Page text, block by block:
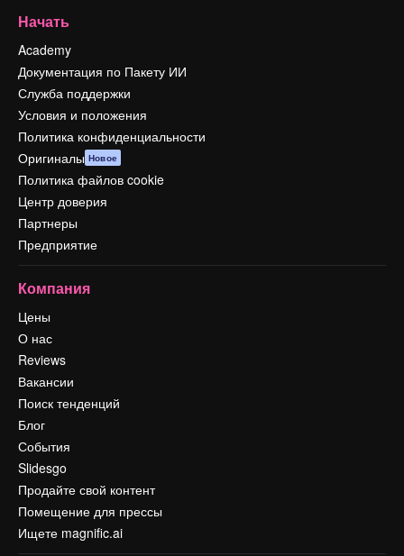
Начать
Academy
Документация по Пакету ИИ
Служба поддержки
Условия и положения
Политика конфиденциальности
Оригиналы Новое
Политика файлов cookie
Центр доверия
Партнеры
Предприятие
Компания
Цены
О нас
Reviews
Вакансии
Поиск тенденций
Блог
События
Slidesgo
Продайте свой контент
Помещение для прессы
Ищете magnific.ai